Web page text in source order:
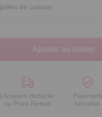
Ajouter au panier
Livraison domicile
ou Point Retrait
Paiement
sécurisé